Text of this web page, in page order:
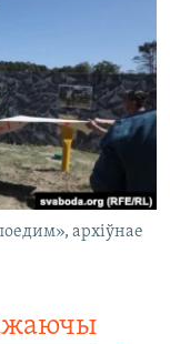
архіўнае